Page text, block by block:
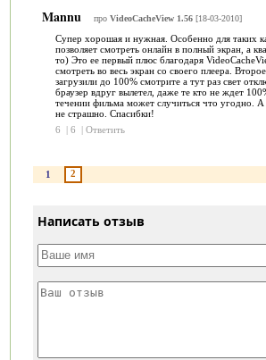
Mannu про VideoCacheView 1.56[18-03-2010]
Супер хорошая и нужная. Особенно для таких
позволяет смотреть онлайн в полный экран, а
то) Это ее первый плюс благодаря
смотреть во весь экран со своего плеера.
загрузили до 100% смотрите а тут раз свет
браузер вдруг вылетел, даже те кто не ждет
течении фильма может случиться что угодно. А
не страшно. Спасибки!
6
| 6 | Ответить
1 2
Написать отзыв